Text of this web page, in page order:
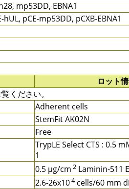
mp53DD, EBNA1
hUL, pCE-mp53DD, pCXB-EBNA1
ロット
ください。
Adherent cells
StemFit AK02N
Free
TrypLE Select CTS : 0.5
1
0.5 μg/cm 2 Laminin-511
2.6-26x104cells/60 mm